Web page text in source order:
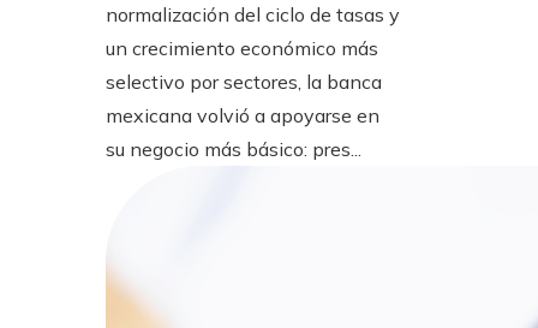
normalización del ciclo de tasas y
un crecimiento económico más
selectivo por sectores, la banca
mexicana volvió a apoyarse en
su negocio más básico: pres...